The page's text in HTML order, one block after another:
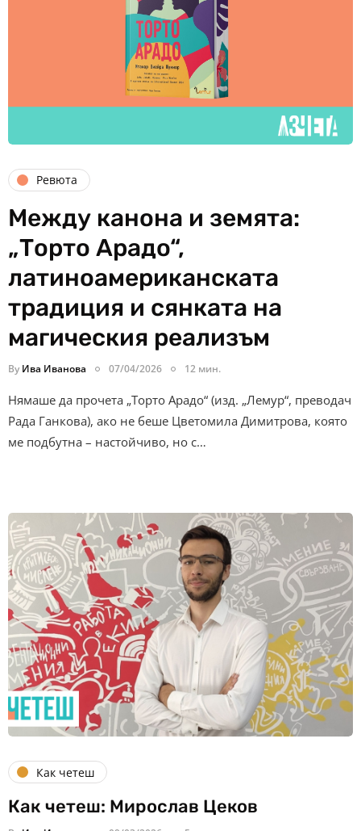
Ревюта
Между канона и земята:
„Торто Арадо“,
латиноамериканската
традиция и сянката на
магическия реализъм
By Ива Иванова 07/04/2026 12 мин.
Нямаше да прочета „Торто Арадо“ (изд. „Лемур“, преводач
Рада Ганкова), ако не беше Цветомила Димитрова, която
ме подбутна – настойчиво, но с…
Как четеш
Как четеш: Мирослав Цеков